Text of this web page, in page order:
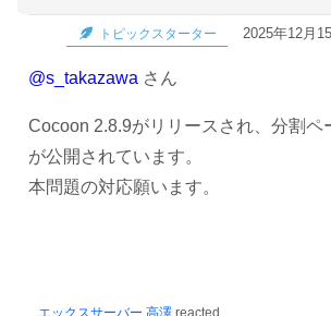
トピックスターター 2025年12月
@s_takazawa さん
Cocoon 2.8.9がリリースされ、分割ペ
が公開されています。
本問題の対応願います。
エックスサーバー 高澤 reacted